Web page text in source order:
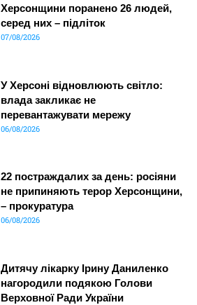
Херсонщини поранено 26 людей,
серед них – підліток
07/08/2026
У Херсоні відновлюють світло:
влада закликає не
перевантажувати мережу
06/08/2026
22 постраждалих за день: росіяни
не припиняють терор Херсонщини,
– прокуратура
06/08/2026
Дитячу лікарку Ірину Даниленко
нагородили подякою Голови
Верховної Ради України